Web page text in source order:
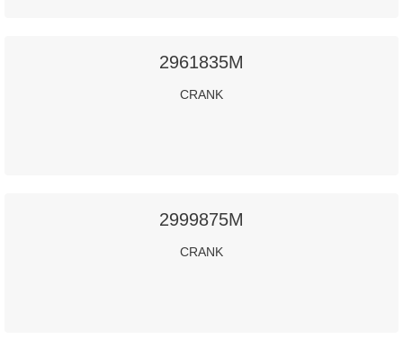
2961835M
CRANK
2999875M
CRANK